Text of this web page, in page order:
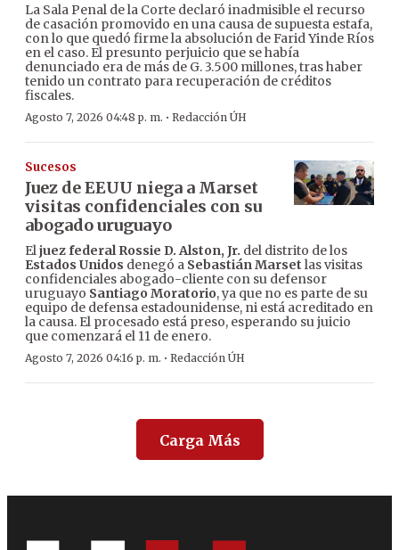
La Sala Penal de la Corte declaró inadmisible el recurso
de casación promovido en una causa de supuesta estafa,
con lo que quedó firme la absolución de Farid Yinde Ríos
en el caso. El presunto perjuicio que se había
denunciado era de más de G. 3.500 millones, tras haber
tenido un contrato para recuperación de créditos
fiscales.
Agosto 7, 2026 04:48 p. m. · Redacción ÚH
Sucesos
Juez de EEUU niega a Marset
visitas confidenciales con su
abogado uruguayo
Eljuez federal Rossie D. Alston, Jr. del distrito de los
Estados Unidos denegó a Sebastián Marset las visitas
confidenciales abogado-cliente con su defensor
uruguayo Santiago Moratorio, ya que no es parte de su
equipo de defensa estadounidense, ni está acreditado en
la causa. El procesado está preso, esperando su juicio
que comenzará el 11 de enero.
Agosto 7, 2026 04:16 p. m. · Redacción ÚH
Carga Más